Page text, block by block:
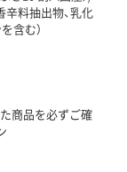
辛料抽出物、乳化
含む）
商品を必ずご確